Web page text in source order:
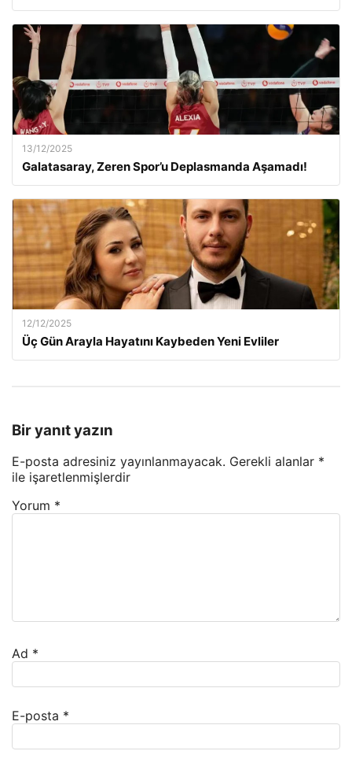
13/12/2025
Galatasaray, Zeren Spor’u Deplasmanda Aşamadı!
12/12/2025
Üç Gün Arayla Hayatını Kaybeden Yeni Evliler
Bir yanıt yazın
E-posta adresiniz yayınlanmayacak. Gerekli alanlar *
ile işaretlenmişlerdir
Yorum *
Ad *
E-posta *